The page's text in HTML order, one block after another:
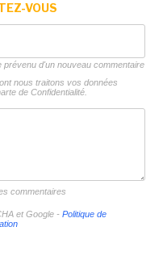
VOUS
d'un nouveau commentaire
nous traitons vos données
de Confidentialité.
commentaires
et Google - Politique de